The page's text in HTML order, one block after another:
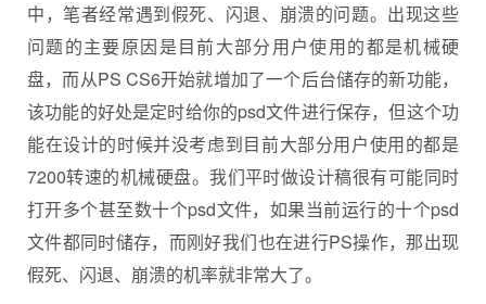
中，笔者经常遇到假死、闪退、崩溃的问题。出现这些
问题的主要原因是目前大部分用户使用的都是机械硬
盘，而从PS CS6开始就增加了一个后台储存的新功能，
该功能的好处是定时给你的psd文件进行保存，但这个功
能在设计的时候并没考虑到目前大部分用户使用的都是
7200转速的机械硬盘。我们平时做设计稿很有可能同时
打开多个甚至数十个psd文件，如果当前运行的十个psd
文件都同时储存，而刚好我们也在进行PS操作，那出现
假死、闪退、崩溃的机率就非常大了。